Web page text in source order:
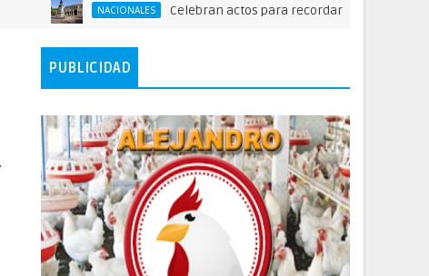
NACIONALES Celebran actos para recordar la fundación de Santo
PUBLICIDAD